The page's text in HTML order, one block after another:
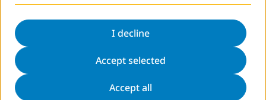
godine, kao dodatna vrijednost projekta.
Ciljna grupa:
Uposlenici i rukovodstvo kompanija za
proizvodnju i obradu alata
Trajanje projekta: April - decembar 2019.
I decline
Accept selected
Accept all